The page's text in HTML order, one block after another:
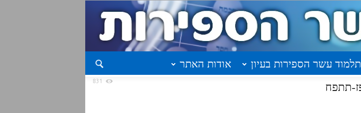
תלמוד עשר הספירות בעיון
אודות האתר
831